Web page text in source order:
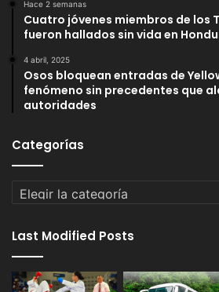
Hace 2 semanas
Cuatro jóvenes miembros de los
fueron hallados sin vida en
4 abril, 2025
Osos bloquean entradas de
fenómeno sin precedentes que
autoridades
Categorías
Categorías
Last Modified Posts